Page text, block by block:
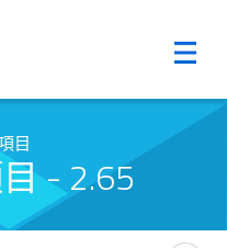
目
- 2.65